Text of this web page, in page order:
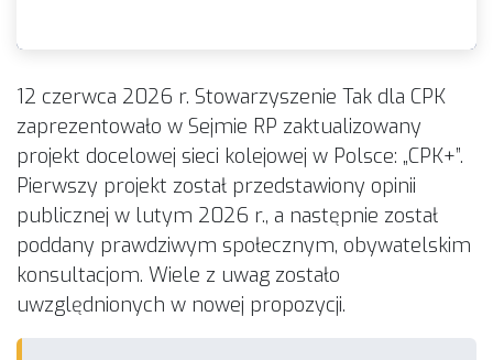
12 czerwca 2026 r. Stowarzyszenie Tak dla CPK
zaprezentowało w Sejmie RP zaktualizowany
projekt docelowej sieci kolejowej w Polsce: „CPK+”.
Pierwszy projekt został przedstawiony opinii
publicznej w lutym 2026 r., a następnie został
poddany prawdziwym społecznym, obywatelskim
konsultacjom. Wiele z uwag zostało
uwzględnionych w nowej propozycji.